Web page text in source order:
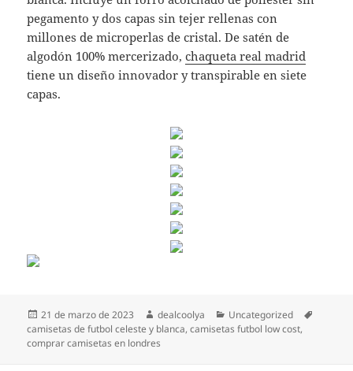
pegamento y dos capas sin tejer rellenas con
millones de microperlas de cristal. De satén de
algodón 100% mercerizado,chaqueta real madrid
tiene un diseño innovador y transpirable en siete
capas.
Publicado
el
21 de marzo de 2023 Autor
dealcoolya Categorías
Uncategorized
camisetas de futbol celeste y blanca,camisetas futbol low cost,
comprar camisetas en londres